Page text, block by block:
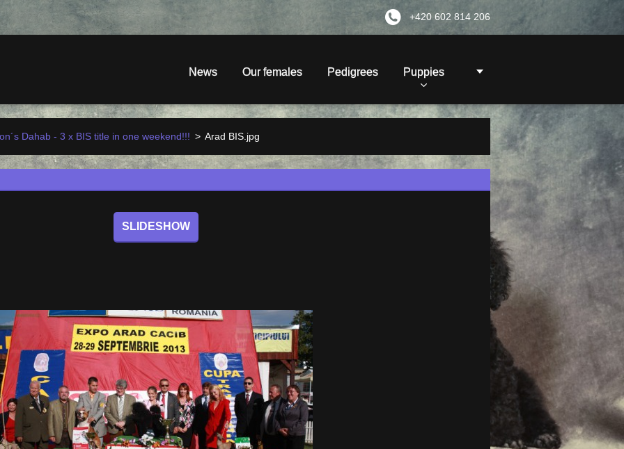
+420 602 814 206
News Our females Pedigrees Puppies
Dahab - 3 x BIS title in one weekend!!! > Arad BIS.jpg
SLIDESHOW